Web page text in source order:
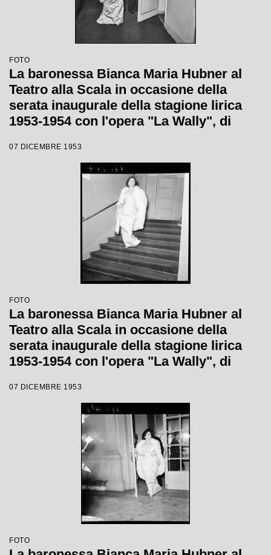
FOTO
La baronessa Bianca Maria Hubner al
Teatro alla Scala in occasione della
serata inaugurale della stagione lirica
1953-1954 con l'opera "La Wally", di
Giulini, con la regia di Tatiana Pavlova
07 DICEMBRE 1953
FOTO
La baronessa Bianca Maria Hubner al
Teatro alla Scala in occasione della
serata inaugurale della stagione lirica
1953-1954 con l'opera "La Wally", di
Giulini, con la regia di Tatiana Pavlova
07 DICEMBRE 1953
FOTO